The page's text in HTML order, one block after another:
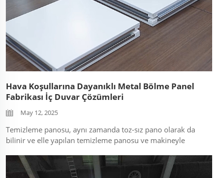
Hava Koşullarına Dayanıklı Metal Bölme Panel
Fabrikası İç Duvar Çözümleri
May 12, 2025
Temizleme panosu, aynı zamanda toz-sız pano olarak da
bilinir ve elle yapılan temizleme panosu ve makineyle
Çevresel temizlik konusunda yüksek gereksinimlere sahip
temiz mühendislik alanlarında uygulanır, ...